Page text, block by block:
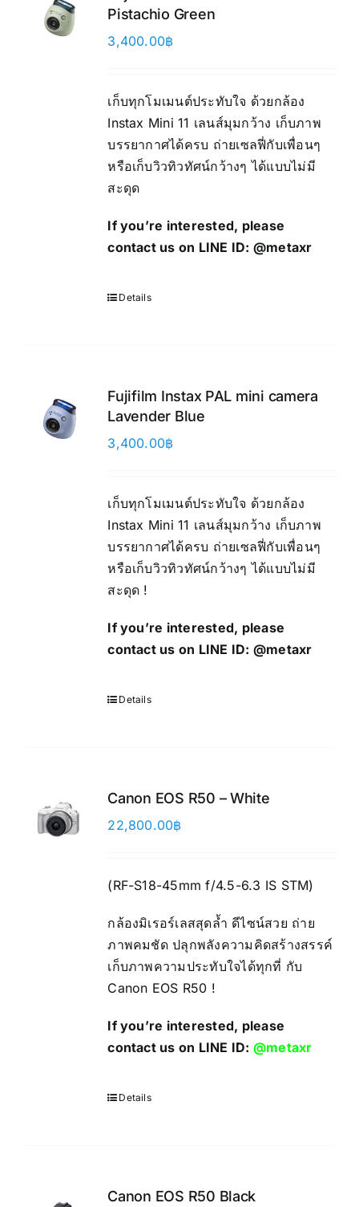
Pistachio Green
3,400.00฿
เก็บทุกโมเมนต์ประทับใจ ด้วยกล้อง
Instax Mini 11 เลนส์มุมกว้าง เก็บภาพ
บรรยากาศได้ครบ ถ่ายเซลฟี่กับเพื่อนๆ
หรือเก็บวิวทิวทัศน์กว้างๆ ได้แบบไม่มี
สะดุด
If you’re interested, please
contact us on LINE ID: @metaxr
Details
Fujifilm Instax PAL mini camera
Lavender Blue
3,400.00฿
เก็บทุกโมเมนต์ประทับใจ ด้วยกล้อง
Instax Mini 11 เลนส์มุมกว้าง เก็บภาพ
บรรยากาศได้ครบ ถ่ายเซลฟี่กับเพื่อนๆ
หรือเก็บวิวทิวทัศน์กว้างๆ ได้แบบไม่มี
สะดุด !
If you’re interested, please
contact us on LINE ID: @metaxr
Details
Canon EOS R50 – White
22,800.00฿
(RF-S18-45mm f/4.5-6.3 IS STM)
กล้องมิเรอร์เลสสุดล้ำ ดีไซน์สวย ถ่าย
ภาพคมชัด ปลุกพลังความคิดสร้างสรรค์
เก็บภาพความประทับใจได้ทุกที่ กับ
Canon EOS R50 !
If you’re interested, please
contact us on LINE ID: @metaxr
Details
Canon EOS R50 Black